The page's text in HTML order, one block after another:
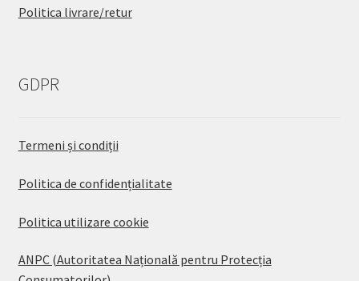
Politica livrare/retur
GDPR
Termeni și condiții
Politica de confidențialitate
Politica utilizare cookie
ANPC (Autoritatea Națională pentru Protecția